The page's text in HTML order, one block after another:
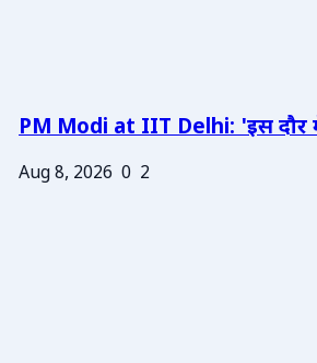
PM Modi at IIT Delhi: 'इस दौर
Aug 8, 2026 0 2